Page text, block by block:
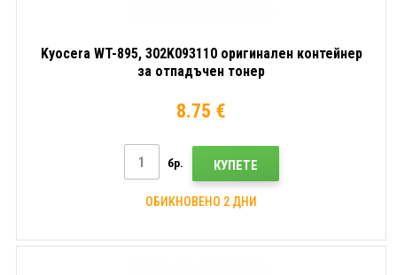
Kyocera WT-895, 302K093110 оригинален контейнер
за отпадъчен тонер
8.75 €
бр. КУПЕТЕ
ОБИКНОВЕНО 2 ДНИ